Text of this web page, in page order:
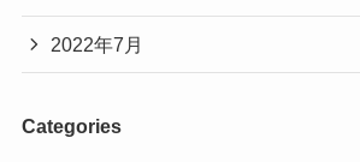
2022年7月
Categories